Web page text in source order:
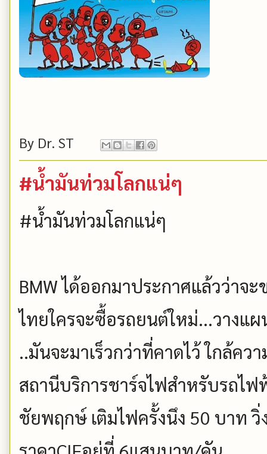
By Dr. ST
#น้ำมันท่วมโลกแน่ๆ
#น้ำมันท่วมโลกแน่ๆ
BMW ได้ออกมาประกาศแล้วว่าจ
ไทยใครจะซื้อรถยนต์ใหม่...วางแ
..มันจะมาเร็วกว่าที่คาดไว้ ใกล้คว
สถานีบริการชาร์จไฟสำหรับรถไ
ชัยพฤกษ์ เติมไฟครั้งนึง 50 บาท วิ่